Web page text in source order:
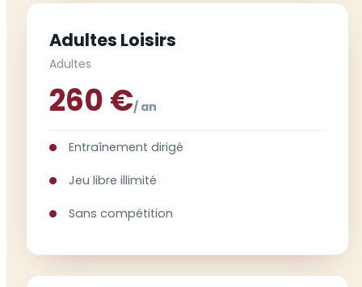
Adultes Loisirs
Adultes
260 €/ an
Entraînement dirigé
Jeu libre illimité
Sans compétition